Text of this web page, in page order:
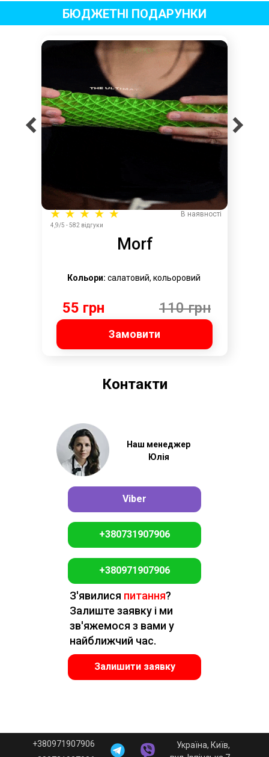
БЮДЖЕТНІ ПОДАРУНКИ
Morf
Кольори: салатовий, кольоровий
55 грн 110 грн
Замовити
В наявності
4,9/5 - 582 відгуки
Контакти
З'явилися питання?
Залиште заявку і ми
зв'яжемося з вами у
найближчий час.
Наш менеджер
Юлія
Viber
+380731907906
+380971907906
Залишити заявку
+380971907906
Україна, Київ,